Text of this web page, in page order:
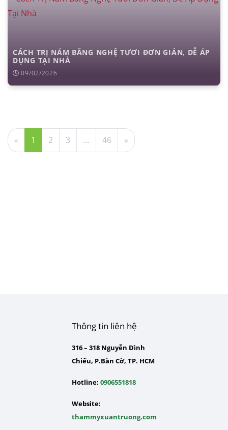
CÁCH TRỊ NÁM BẰNG NGHỆ TƯƠI ĐƠN GIẢN, DỄ ÁP
DỤNG TẠI NHÀ
09/02/2026
« 1 2 3 … 46 »
Thông tin liên hệ
316 – 318 Nguyễn Đình
Chiểu, P.Bàn Cờ, TP. HCM
Hotline: 0906551818
Website:
thammyxuantruong.com